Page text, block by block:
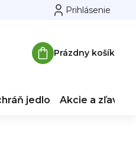
Prihlásenie
Nákupný
Prázdny košík
jedlo Akcie a zľavy